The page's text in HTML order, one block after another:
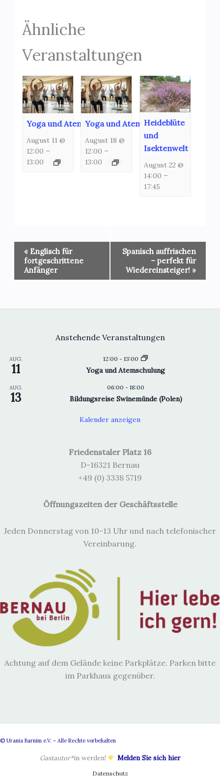
Ähnliche
Veranstaltungen
Yoga und Atemschulung
August 11 @
12:00 –
13:00
Yoga und Atemschulung
August 18 @
12:00 –
13:00
Heideblüte
und
Isektenwelt
August 22 @
14:00 –
17:45
Veranstaltung-
Navigation
«Englisch für
fortgeschrittene
Anfänger
Spanisch auffrischen
– perfekt für
Wiedereinsteiger! »
Anstehende Veranstaltungen
AUG.
11
12:00 - 13:00
Yoga und Atemschulung
AUG.
13
06:00 - 18:00
Bildungsreise Swinemünde (Polen)
Kalender anzeigen
Friedenstaler Platz 16
D-16321 Bernau
+49 (0) 3338 5719
Öffnungszeiten der Geschäftsstelle
Jeden Donnerstag von 10-13 Uhr und nach telefonischer
Vereinbarung.
Achtung auf dem Gelände keine Parkplätze. Parken bitte
im Parkhaus gegenüber.
© Urania Barnim e.V. – Alle Rechte vorbehalten
Gastautor*in werden! Melden Sie sich hier
Datenschutz